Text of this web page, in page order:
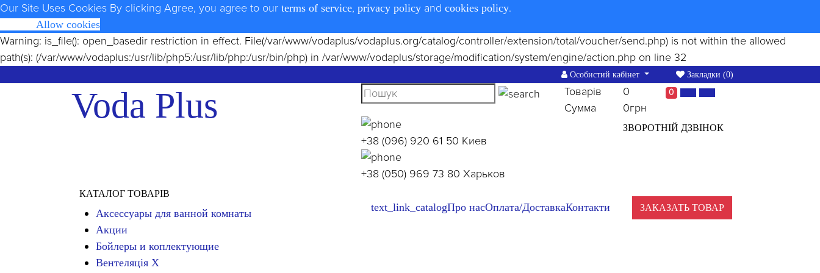
Our Site Uses Cookies By clicking Agree, you agree to our terms of service, privacy policy and cookies policy.
Allow cookies
Warning: is_file(): open_basedir restriction in effect. File(/var/www/vodaplus/vodaplus.org/catalog/controller/extension/total/voucher/send.php) is not within the allowed
path(s): (/var/www/vodaplus:/usr/lib/php5:/usr/lib/php:/usr/bin/php) in /var/www/vodaplus/storage/modification/system/engine/action.php on line 32
Особистий кабінет Закладки (0)
Voda Plus Товарів
0
Сумма
0грн
0
+38 (096) 920 61 50 Киев
+38 (050) 969 73 80 Харьков
ЗВОРОТНІЙ ДЗВІНОК
КАТАЛОГ ТОВАРІВ
Аксессуары для ванной комнаты
Акции
Бойлеры и коплектующие
Вентеляція Х
text_link_catalogПро насОплата/ДоставкаКонтакти ЗАКАЗАТЬ ТОВАР